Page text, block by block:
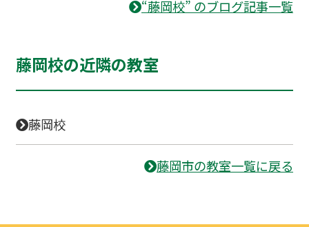
“藤岡校” のブログ記事一覧
藤岡校の近隣の教室
藤岡校
藤岡市の教室一覧に戻る